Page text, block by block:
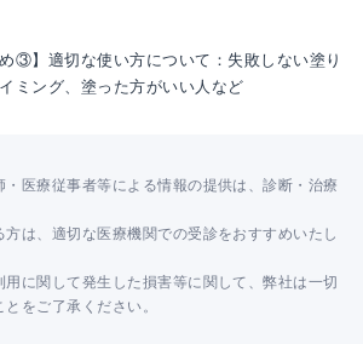
め③】適切な使い方について：失敗しない塗り
ミング、塗った方がいい人など
医療従事者等による情報の提供は、診断・治療
は、適切な医療機関での受診をおすすめいたし
に関して発生した損害等に関して、弊社は一切
をご了承ください。